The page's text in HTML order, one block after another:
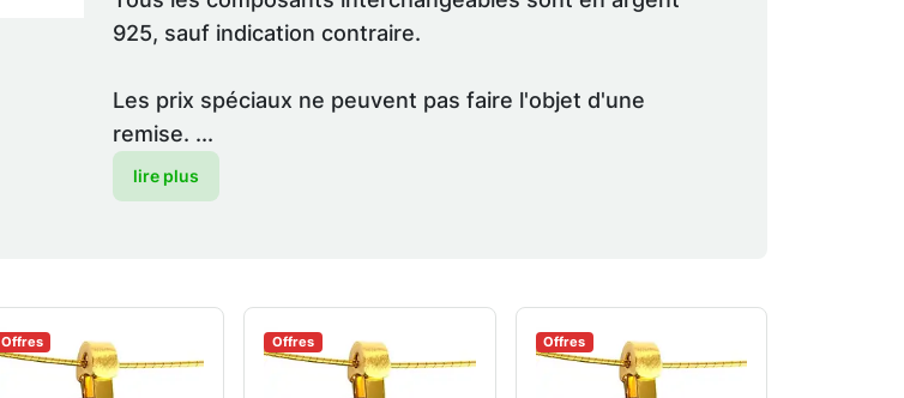
925, sauf indication contraire.
Les prix spéciaux ne peuvent pas faire l'objet d'une
remise. ...
lire plus
Offres Offres Offres